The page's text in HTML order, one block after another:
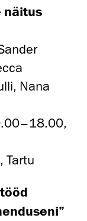
näitus
Nana
Tartu